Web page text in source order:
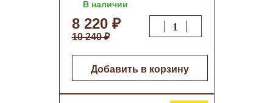
В наличии
8 220 ₽
10 240 ₽
Добавить в корзину